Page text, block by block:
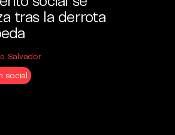
tras la derrota
Salvador
social